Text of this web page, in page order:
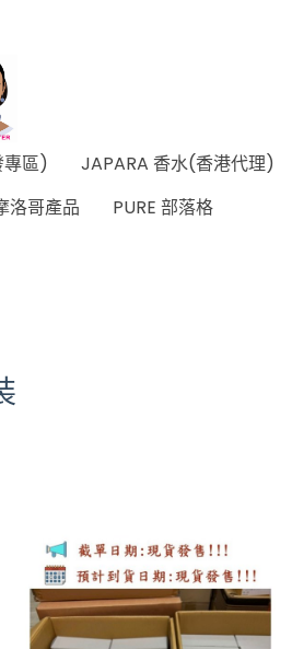
區) JAPARA 香水(香港代理)
洛哥產品 PURE 部落格